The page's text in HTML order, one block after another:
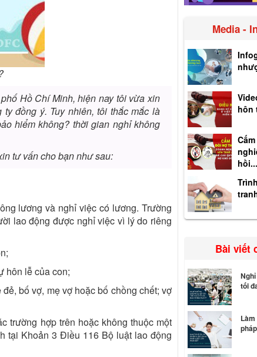
Hồ Chí Minh, hiện nay tôi vừa xin
đồng ý. Tuy nhiên, tôi thắc mắc là
hiểm không? thời gian nghỉ không
tư vấn cho bạn như sau:
lương và nghỉ việc có lương. Trường
lao động được nghỉ việc vì lý do riêng
hôn lễ của con;
đẻ, bố vợ, mẹ vợ hoặc bố chồng chết; vợ
trường hợp trên hoặc không thuộc một
tại Khoản 3 Điều 116 Bộ luật lao động
Media -
hôn
hồi...
Bài viết
tối